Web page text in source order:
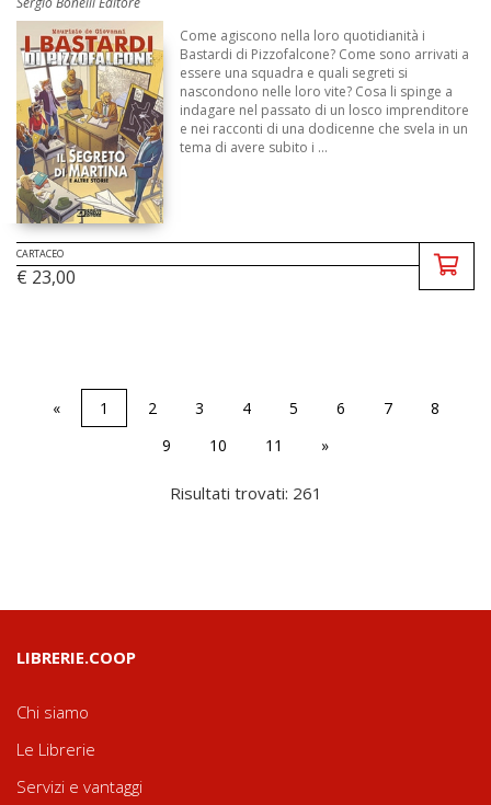
Come agiscono nella loro quotidianità i
Bastardi di Pizzofalcone? Come sono arrivati a
essere una squadra e quali segreti si
nascondono nelle loro vite? Cosa li spinge a
indagare nel passato di un losco imprenditore
e nei racconti di una dodicenne che svela in un
tema di avere subito i ...
CARTACEO
€ 23,00
« 1 2 3 4 5 6 7
8
9
10 11 »
Risultati trovati: 261
LIBRERIE.COOP
Chi siamo
Le Librerie
Servizi e vantaggi